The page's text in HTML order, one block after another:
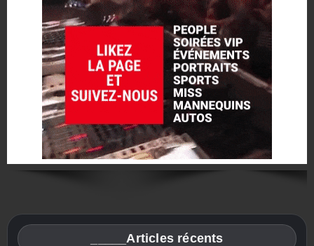
_____Articles récents